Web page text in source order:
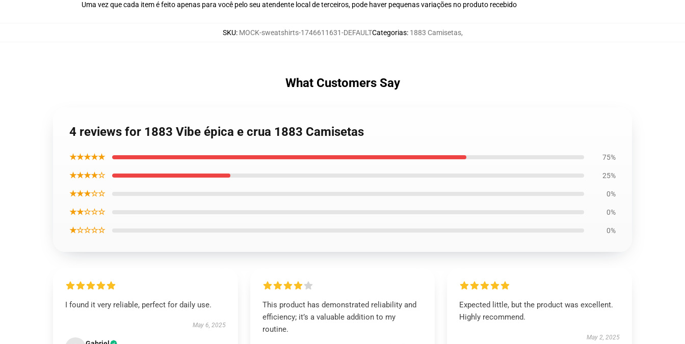
Uma vez que cada item é feito apenas para você pelo seu atendente local de terceiros, pode haver pequenas variações no produto recebido
SKU: MOCK-sweatshirts-1746611631-DEFAULTCategorias: 1883 Camisetas,
What Customers Say
4 reviews for 1883 Vibe épica e crua 1883 Camisetas
★★★★★ 75%
★★★★☆ 25%
★★★☆☆ 0%
★★☆☆☆ 0%
★☆☆☆☆ 0%
I found it very reliable, perfect for daily use.
May 6, 2025
This product has demonstrated reliability and
efficiency; it’s a valuable addition to my
routine.
Expected little, but the product was excellent.
Highly recommend.
May 2, 2025